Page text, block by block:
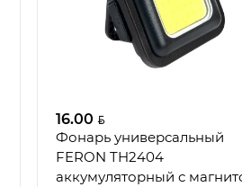
16.00
Фонарь универсальный
FERON TH2404
аккумуляторный с